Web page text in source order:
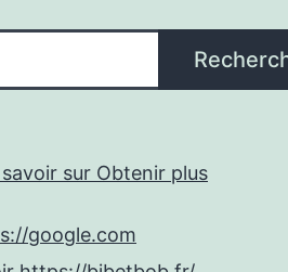
sur Obtenir plus
google.com